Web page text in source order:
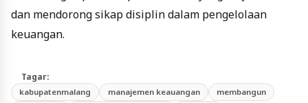
dan mendorong sikap disiplin dalam pengelolaan
keuangan.
Tagar:
kabupatenmalang manajemen keauangan
membangun